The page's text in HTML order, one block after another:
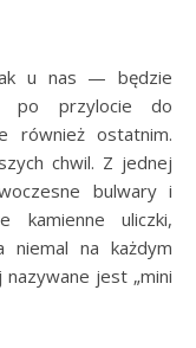
po przylocie do
również ostatnim.
chwil. Z jednej
bulwary i
kamienne uliczki,
niemal na każdym
jest „mini